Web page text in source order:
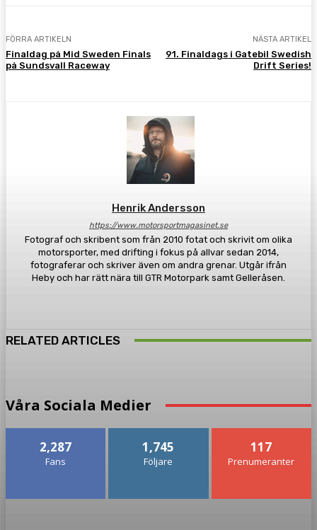
FÖRRA ARTIKELN
Finaldag på Mid Sweden Finals
på Sundsvall Raceway
NÄSTA ARTIKEL
91. Finaldags i Gatebil Swedish
Drift Series!
Henrik Andersson
https://www.motorsportmagasinet.se
Fotograf och skribent som från 2010 fotat och skrivit om olika
motorsporter, med drifting i fokus på allvar sedan 2014,
fotograferar och skriver även om andra grenar. Utgår ifrån
Heby och har rätt nära till GTR Motorpark samt Gelleråsen.
RELATED ARTICLES
Våra Sociala Medier
2,287
Fans
1,745
Följare
117
Prenumeranter